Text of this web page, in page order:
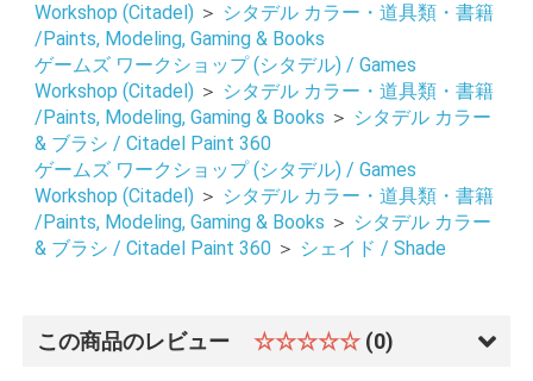
Workshop (Citadel) ＞ シタデル カラー・道具類・書籍
/Paints, Modeling, Gaming & Books
ゲームズ ワークショップ (シタデル) / Games
Workshop (Citadel) ＞ シタデル カラー・道具類・書籍
/Paints, Modeling, Gaming & Books ＞ シタデル カラー
& ブラシ / Citadel Paint 360
ゲームズ ワークショップ (シタデル) / Games
Workshop (Citadel) ＞ シタデル カラー・道具類・書籍
/Paints, Modeling, Gaming & Books ＞ シタデル カラー
& ブラシ / Citadel Paint 360 ＞ シェイド / Shade
この商品のレビュー ☆☆☆☆☆ (0)